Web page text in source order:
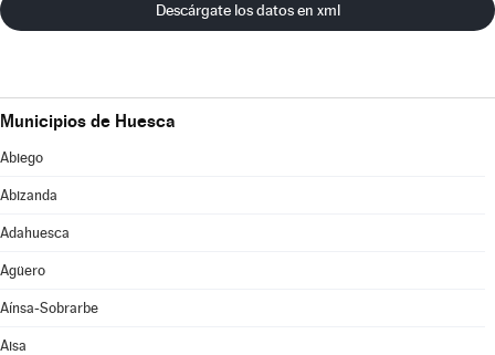
Descárgate los datos en xml
Municipios de Huesca
Abiego
Abizanda
Adahuesca
Agüero
Aínsa-Sobrarbe
Aisa